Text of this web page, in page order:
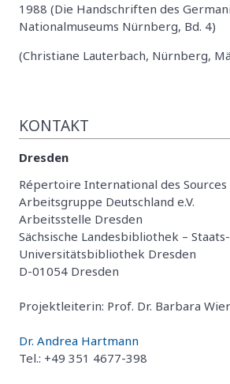
1988 (Die Handschriften des
Nationalmuseums Nürnberg, Bd. 4)
(Christiane Lauterbach, Nürnberg,
KONTAKT
Dresden
Répertoire International des Sources
Arbeitsgruppe Deutschland e.V.
Arbeitsstelle Dresden
Sächsische Landesbibliothek –
Universitätsbibliothek Dresden
D-01054 Dresden
Projektleiterin: Prof. Dr. Barbara
Dr. Andrea Hartmann
Tel.: +49 351 4677-398